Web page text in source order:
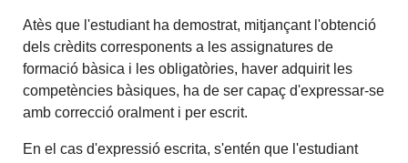
Atès que l'estudiant ha demostrat, mitjançant l'obtenció
dels crèdits corresponents a les assignatures de
formació bàsica i les obligatòries, haver adquirit les
competències bàsiques, ha de ser capaç d'expressar-se
amb correcció oralment i per escrit.
En el cas d'expressió escrita, s'entén que l'estudiant